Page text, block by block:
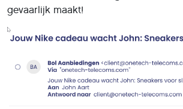
gevaarlijk maakt!